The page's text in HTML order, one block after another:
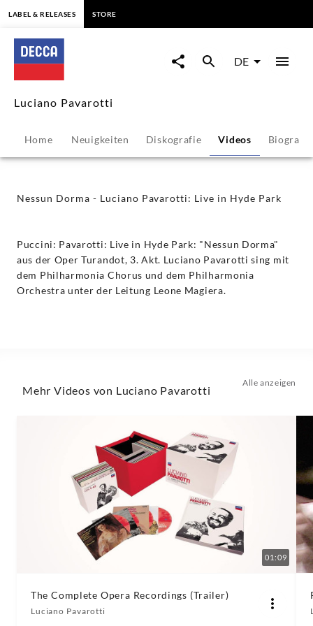
Nessun
Dorma
Luciano
Pavarotti:
Live
Hyde
Park
Pavarotti
Classics
LABEL & RELEASES STORE
DE
Luciano Pavarotti
Home Neuigkeiten Diskografie Videos Biografie
Nessun Dorma - Luciano Pavarotti: Live in Hyde Park
Puccini: Pavarotti: Live in Hyde Park: "Nessun Dorma"
aus der Oper Turandot, 3. Akt. Luciano Pavarotti sing mit
dem Philharmonia Chorus und dem Philharmonia
Orchestra unter der Leitung Leone Magiera.
Mehr Videos von Luciano Pavarotti
Alle anzeigen
01:09
The Complete Opera Recordings (Trailer)
Luciano Pavarotti